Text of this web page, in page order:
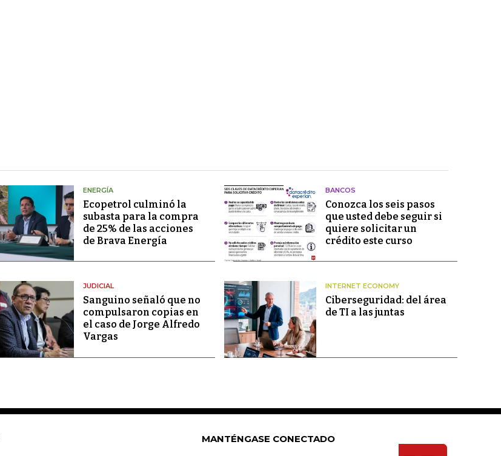
ENERGÍA
Ecopetrol culminó la
subasta para la compra
de 25% de las acciones
de Brava Energía
BANCOS
Conozca los seis pasos
que usted debe seguir si
quiere solicitar un
crédito este curso
JUDICIAL
Sanguino señaló que no
compulsaron copias en
el caso de Jorge Alfredo
Vargas
INTERNET ECONOMY
Ciberseguridad: del área
de TI a las juntas
MANTÉNGASE CONECTADO